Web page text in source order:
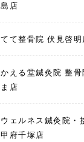
島店
てて整骨院 伏見啓明
かえる堂鍼灸院 整骨
ま店
ウェルネス鍼灸院・
甲府千塚店